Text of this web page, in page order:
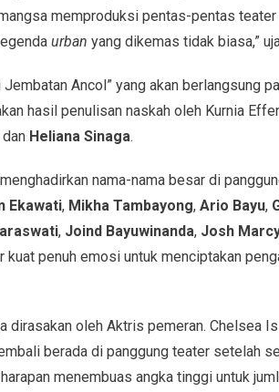
memproduksi pentas-pentas teater
urban yang dikemas tidak biasa,”
Ancol” yang akan berlangsung
hasil penulisan naskah oleh Kurnia
dan Heliana Sinaga.
nama-nama besar di
Ekawati, Mikha Tambayong, Ario Bayu,
, Joind Bayuwinanda, Josh
penuh emosi untuk menciptakan
dirasakan oleh Aktris pemeran. Chelsea
berada di panggung teater setelah
menembuas angka tinggi untuk